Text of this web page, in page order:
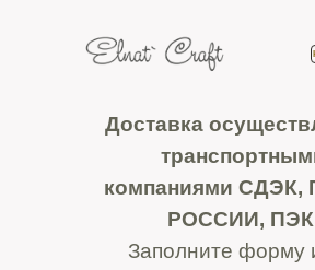
Доставка
компаниями СДЭК,
РОССИИ,
Заполните форму